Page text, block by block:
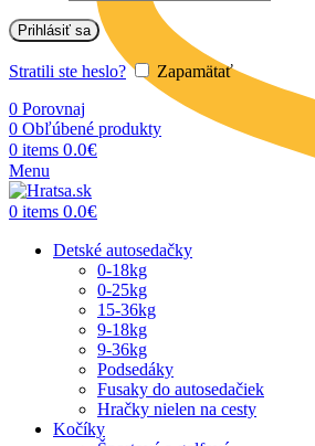
Prihlásiť sa
Stratili ste heslo?
Zapamätať
0 Porovnaj
0 Obľúbené produkty
0 items 0.0€
Menu
0 items 0.0€
Detské autosedačky
0-18kg
0-25kg
15-36kg
9-18kg
9-36kg
Podsedáky
Fusaky do autosedačiek
Hračky nielen na cesty
Kočíky